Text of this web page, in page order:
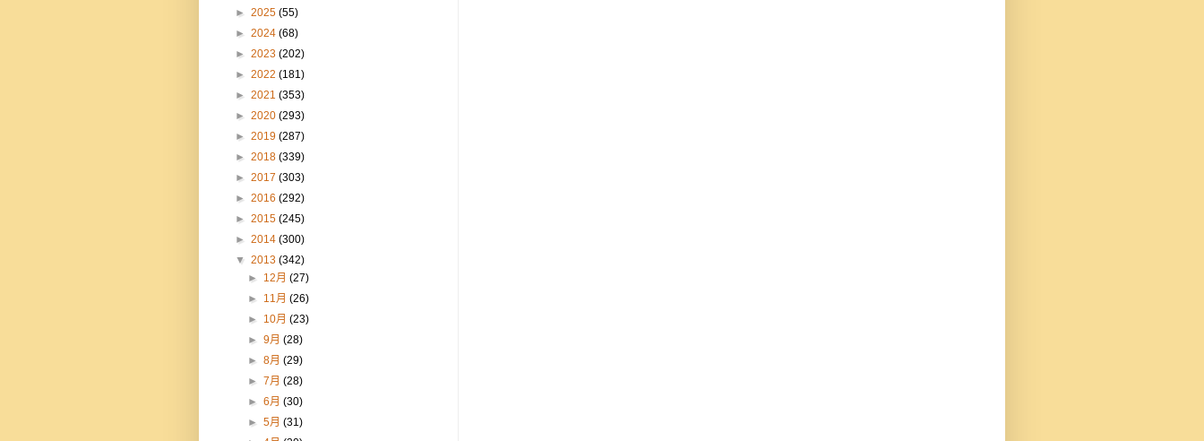
► 2025 (55)
► 2024 (68)
► 2023 (202)
► 2022 (181)
► 2021 (353)
► 2020 (293)
► 2019 (287)
► 2018 (339)
► 2017 (303)
► 2016 (292)
► 2015 (245)
► 2014 (300)
▼ 2013 (342)
► 12月(27)
► 11月(26)
► 10月(23)
►9月(28)
►8月(29)
►7月(28)
►6月(30)
►5月(31)